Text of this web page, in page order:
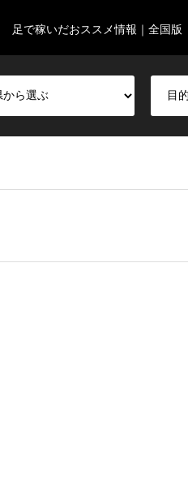
で稼いだおススメ情報｜全国版